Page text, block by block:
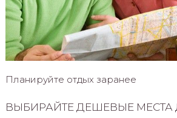
Планируйте отдых заранее
ВЫБИРАЙТЕ ДЕШЕВЫЕ МЕСТА